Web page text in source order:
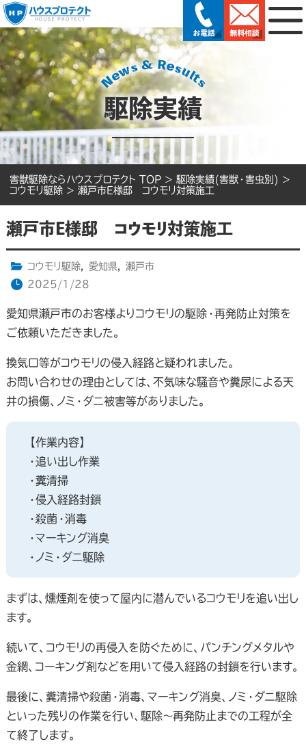
駆除実績
害獣駆除ならハウスプロテクト TOP > 駆除実績(害獣・害虫別) >
コウモリ駆除 > 瀬戸市E様邸 コウモリ対策施工
瀬戸市E様邸 コウモリ対策施工
コウモリ駆除, 愛知県,
瀬戸市
2025/1/28
愛知県瀬戸市のお客様よりコウモリの駆除・再発防止対策を
ご依頼いただきました。
換気口等がコウモリの侵入経路と疑われました。
お問い合わせの理由としては、不気味な騒音や糞尿による天
井の損傷、ノミ・ダニ被害等がありました。
【作業内容】
・追い出し作業
・糞清掃
・侵入経路封鎖
・殺菌・消毒
・マーキング消臭
・ノミ・ダニ駆除
まずは、燻煙剤を使って屋内に潜んでいるコウモリを追い出し
ます。
続いて、コウモリの再侵入を防ぐために、パンチングメタルや
金網、コーキング剤などを用いて侵入経路の封鎖を行います。
最後に、糞清掃や殺菌・消毒、マーキング消臭、ノミ・ダニ駆除
といった残りの作業を行い、駆除～再発防止までの工程が全
て終了します。